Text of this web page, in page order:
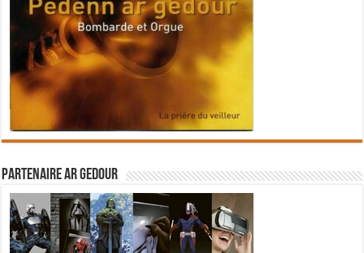
Partenaire Ar Gedour